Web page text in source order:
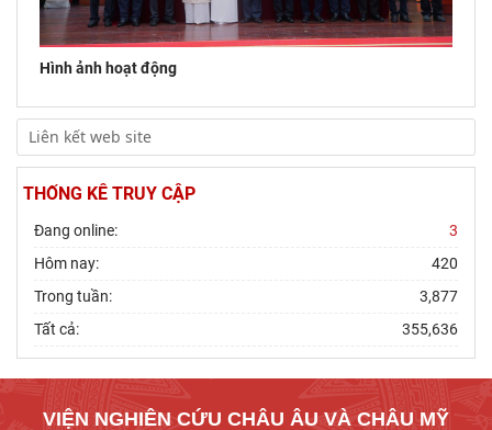
Hình ảnh hoạt động
THỐNG KÊ TRUY CẬP
Đang online:
3
Hôm nay:
420
Trong tuần:
3,877
Tất cả:
355,636
VIỆN NGHIÊN CỨU CHÂU ÂU VÀ CHÂU MỸ